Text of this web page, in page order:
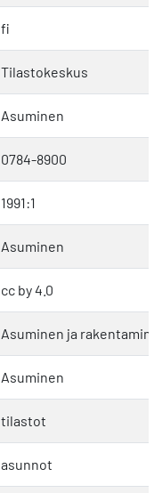
fi
Tilastokeskus
Asuminen
0784-8900
1991:1
Asuminen
cc by 4.0
Asuminen ja
Asuminen
tilastot
asunnot